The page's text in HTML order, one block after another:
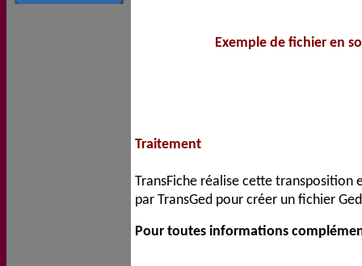
Exemple de fichier en
Traitement
TransFiche réalise cette
par TransGed pour créer un fichier
Pour toutes informations